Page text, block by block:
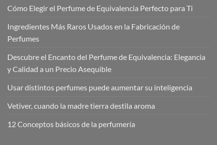
Cómo Elegir el Perfume de Equivalencia Perfecto para Ti
Ingredientes Más Raros Usados en la Fabricación de
Perfumes
Descubre el Encanto del Perfume de Equivalencia: Elegancia
y Calidad a un Precio Asequible
Usar distintos perfumes puede aumentar su inteligencia
Vetiver, cuando la madre tierra destila aroma
12 Conceptos básicos de la perfumería